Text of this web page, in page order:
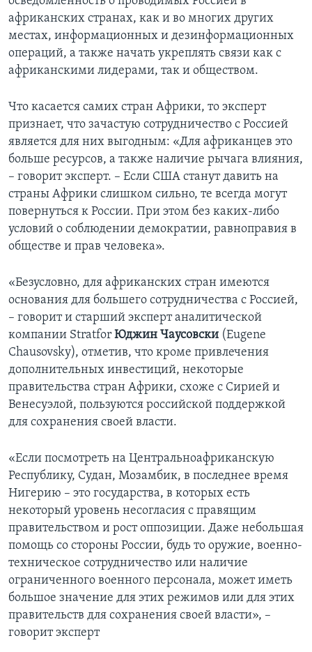
африканских странах, как и во многих других
местах, информационных и дезинформационных
операций, а также начать укреплять связи как с
африканскими лидерами, так и обществом.
Что касается самих стран Африки, то эксперт
признает, что зачастую сотрудничество с Россией
является для них выгодным: «Для африканцев это
больше ресурсов, а также наличие рычага влияния,
– говорит эксперт. – Если США станут давить на
страны Африки слишком сильно, те всегда могут
повернуться к России. При этом без каких-либо
условий о соблюдении демократии, равноправия в
обществе и прав человека».
«Безусловно, для африканских стран имеются
основания для большего сотрудничества с Россией,
– говорит и старший эксперт аналитической
компании Stratfor Юджин Чаусовски (Eugene
Chausovsky), отметив, что кроме привлечения
дополнительных инвестиций, некоторые
правительства стран Африки, схоже с Сирией и
Венесуэлой, пользуются российской поддержкой
для сохранения своей власти.
«Если посмотреть на Центральноафриканскую
Республику, Судан, Мозамбик, в последнее время
Нигерию – это государства, в которых есть
некоторый уровень несогласия с правящим
правительством и рост оппозиции. Даже небольшая
помощь со стороны России, будь то оружие, военно-
техническое сотрудничество или наличие
ограниченного военного персонала, может иметь
большое значение для этих режимов или для этих
правительств для сохранения своей власти», –
говорит эксперт